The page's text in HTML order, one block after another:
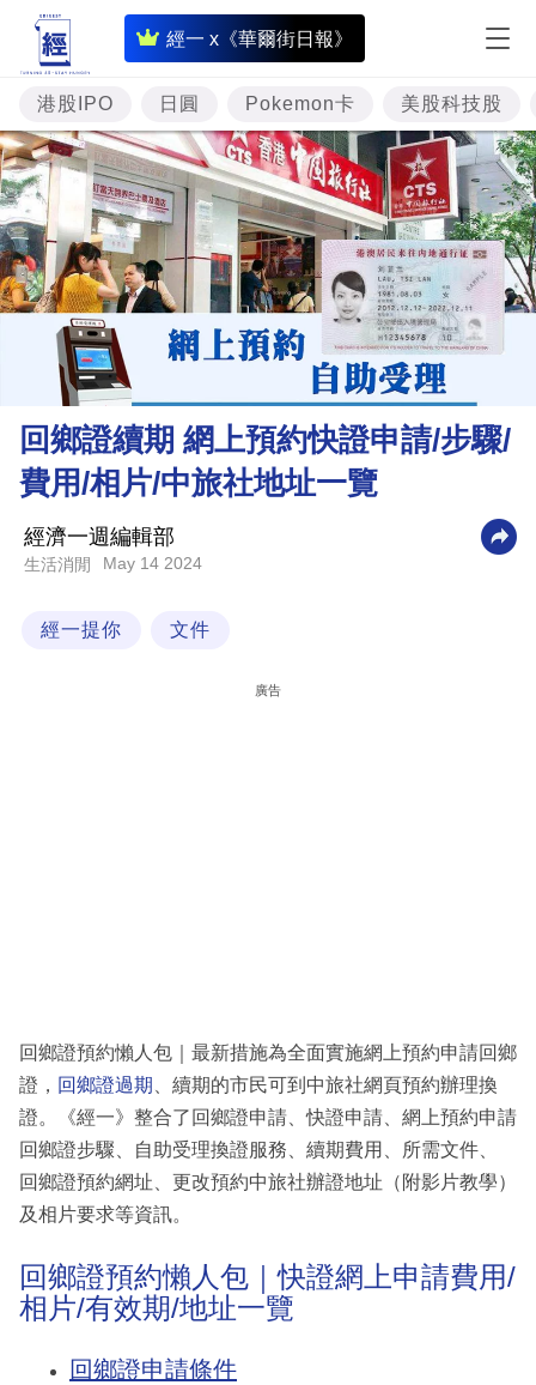
經一 x《華爾街日報》
即
時
財
經
專
題
資
理
財
商
業
科
區
港股IPO 日圓 Pokemon卡 美股科技股
回鄉證續期 網上預約快證申請/步驟/
費用/相片/中旅社地址一覽
經濟一週編輯部
生活消閒 May 14 2024
經一提你 文件
廣告
回鄉證預約懶人包｜最新措施為全面實施網上預約申請回鄉
證， 回鄉證過期
、續期的市民可到中旅社網頁預約辦理換
證。《經一》整合了回鄉證申請、快證申請、網上預約申請
回鄉證步驟、自助受理換證服務、續期費用、所需文件、
回鄉證預約網址、更改預約中旅社辦證地址（附影片教學）
及相片要求等資訊。
回鄉證預約懶人包｜快證網上申請費用/
相片/有效期/地址一覽
回鄉證申請條件